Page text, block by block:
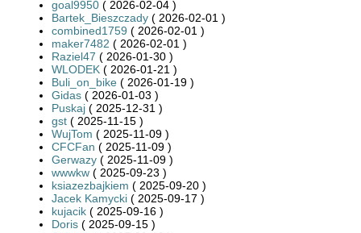
goal9950 ( 2026-02-04 )
Bartek_Bieszczady ( 2026-02-01 )
combined1759 ( 2026-02-01 )
maker7482 ( 2026-02-01 )
Raziel47 ( 2026-01-30 )
WLODEK ( 2026-01-21 )
Buli_on_bike ( 2026-01-19 )
Gidas ( 2026-01-03 )
Puskaj ( 2025-12-31 )
gst ( 2025-11-15 )
WujTom ( 2025-11-09 )
CFCFan ( 2025-11-09 )
Gerwazy ( 2025-11-09 )
wwwkw ( 2025-09-23 )
ksiazezbajkiem ( 2025-09-20 )
Jacek Kamycki ( 2025-09-17 )
kujacik ( 2025-09-16 )
Doris ( 2025-09-15 )